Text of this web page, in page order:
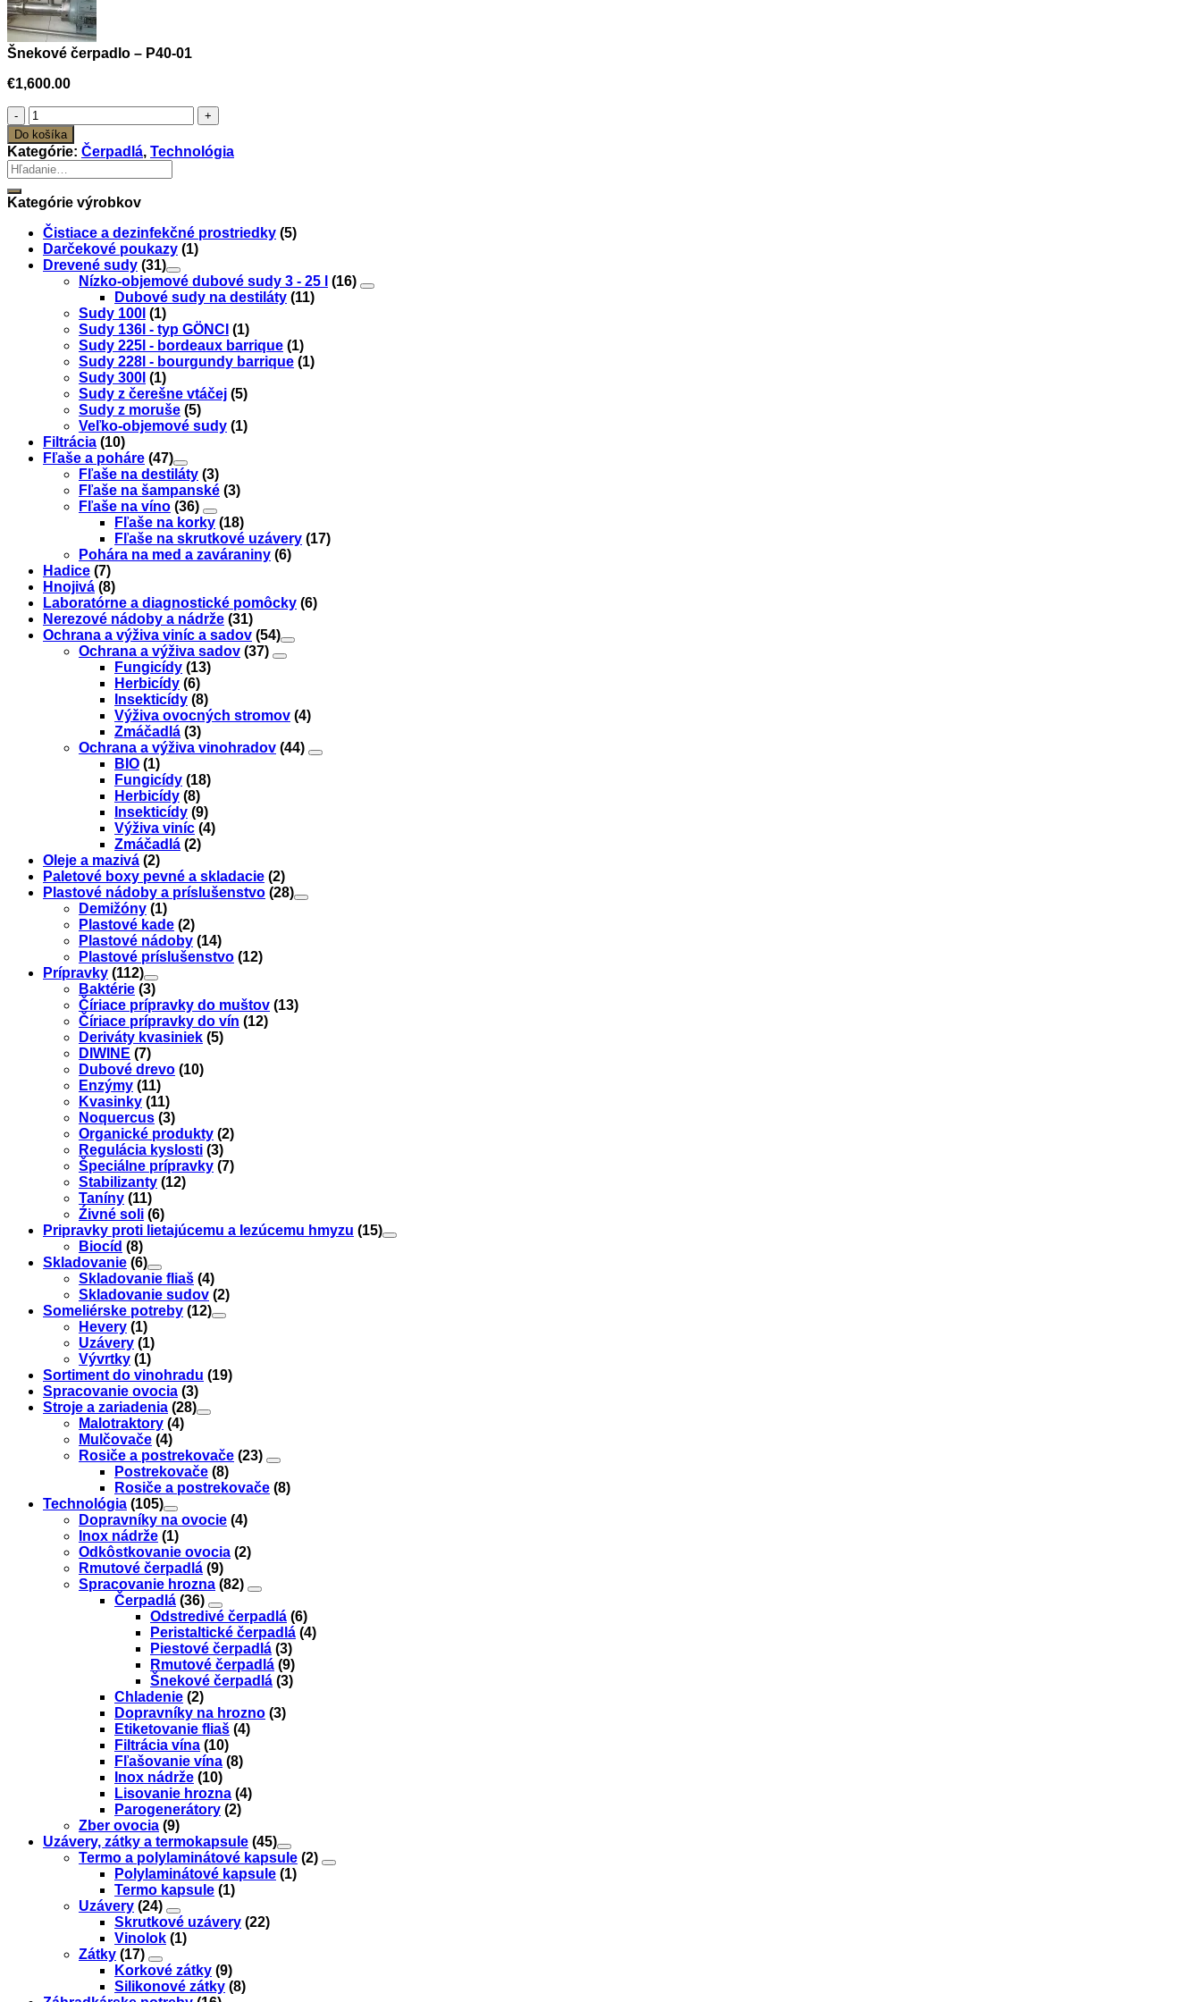
Šnekové čerpadlo – P40-01
€1,600.00
množstvo
Šnekové
čerpadlo
-
P40-
Do košíka
Kategórie: Čerpadlá, Technológia
Hľadať:
Kategórie výrobkov
Čistiace a dezinfekčné prostriedky (5)
Darčekové poukazy (1)
Drevené sudy (31)
Nízko-objemové dubové sudy 3 - 25 l
(16)
Dubové sudy na destiláty (11)
Sudy 100l (1)
Sudy 136l - typ GÖNCI (1)
Sudy 225l - bordeaux barrique (1)
Sudy 228l - bourgundy barrique (1)
Sudy 300l (1)
Sudy z čerešne vtáčej (5)
Sudy z moruše (5)
Veľko-objemové sudy (1)
Filtrácia (10)
Fľaše a poháre (47)
Fľaše na destiláty (3)
Fľaše na šampanské (3)
Fľaše na víno (36)
Fľaše na korky (18)
Fľaše na skrutkové uzávery (17)
Pohára na med a zaváraniny (6)
Hadice (7)
Hnojivá (8)
Laboratórne a diagnostické pomôcky (6)
Nerezové nádoby a nádrže (31)
Ochrana a výživa viníc a sadov (54)
Ochrana a výživa sadov (37)
Fungicídy (13)
Herbicídy (6)
Insekticídy (8)
Výživa ovocných stromov (4)
Zmáčadlá (3)
Ochrana a výživa vinohradov (44)
BIO (1)
Fungicídy (18)
Herbicídy (8)
Insekticídy (9)
Výživa viníc (4)
Zmáčadlá (2)
Oleje a mazivá (2)
Paletové boxy pevné a skladacie (2)
Plastové nádoby a príslušenstvo (28)
Demižóny (1)
Plastové kade (2)
Plastové nádoby (14)
Plastové príslušenstvo (12)
Prípravky (112)
Baktérie (3)
Číriace prípravky do muštov (13)
Číriace prípravky do vín (12)
Deriváty kvasiniek (5)
DIWINE (7)
Dubové drevo (10)
Enzýmy (11)
Kvasinky (11)
Noquercus (3)
Organické produkty (2)
Regulácia kyslosti (3)
Špeciálne prípravky (7)
Stabilizanty (12)
Taníny (11)
Źivné soli (6)
Pripravky proti lietajúcemu a lezúcemu hmyzu (15)
Biocíd (8)
Skladovanie (6)
Skladovanie fliaš (4)
Skladovanie sudov (2)
Someliérske potreby (12)
Hevery (1)
Uzávery (1)
Vývrtky (1)
Sortiment do vinohradu (19)
Spracovanie ovocia (3)
Stroje a zariadenia (28)
Malotraktory (4)
Mulčovače (4)
Rosiče a postrekovače (23)
Postrekovače (8)
Rosiče a postrekovače (8)
Technológia (105)
Dopravníky na ovocie (4)
Inox nádrže (1)
Odkôstkovanie ovocia (2)
Rmutové čerpadlá (9)
Spracovanie hrozna (82)
Čerpadlá (36)
Odstredivé čerpadlá (6)
Peristaltické čerpadlá (4)
Piestové čerpadlá (3)
Rmutové čerpadlá (9)
Šnekové čerpadlá (3)
Chladenie (2)
Dopravníky na hrozno (3)
Etiketovanie fliaš (4)
Filtrácia vína (10)
Fľašovanie vína (8)
Inox nádrže (10)
Lisovanie hrozna (4)
Parogenerátory (2)
Zber ovocia (9)
Uzávery, zátky a termokapsule (45)
Termo a polylaminátové kapsule (2)
Polylaminátové kapsule (1)
Termo kapsule (1)
Uzávery (24)
Skrutkové uzávery (22)
Vinolok (1)
Zátky (17)
Korkové zátky (9)
Silikonové zátky (8)